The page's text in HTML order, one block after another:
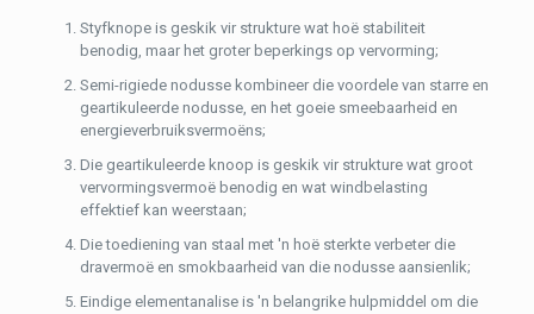
Styfknope is geskik vir strukture wat hoë stabiliteit
benodig, maar het groter beperkings op vervorming;
Semi-rigiede nodusse kombineer die voordele van starre en
geartikuleerde nodusse, en het goeie smeebaarheid en
energieverbruiksvermoëns;
Die geartikuleerde knoop is geskik vir strukture wat groot
vervormingsvermoë benodig en wat windbelasting
effektief kan weerstaan;
Die toediening van staal met 'n hoë sterkte verbeter die
dravermoë en smokbaarheid van die nodusse aansienlik;
Eindige elementanalise is 'n belangrike hulpmiddel om die